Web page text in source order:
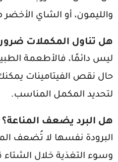
والليمون، أو الشاي الأخضر
هل تناول المكملات
ليس دائمًا، فالأطعمة
حال نقص الفيتامينات
لتحديد المكمل المناسب.
هل البرد يضعف المناعة؟
البرودة نفسها لا تُضعف
وسوء التغذية خلال